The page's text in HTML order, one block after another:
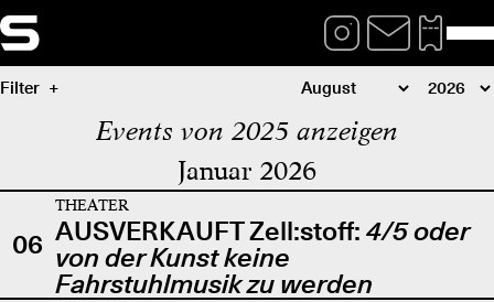
Filter
Events von 2025 anzeigen
Januar 2026
06
THEATER
AUSVERKAUFT Zell:stoff: 4/5 oder
von der Kunst keine
Fahrstuhlmusik zu werden